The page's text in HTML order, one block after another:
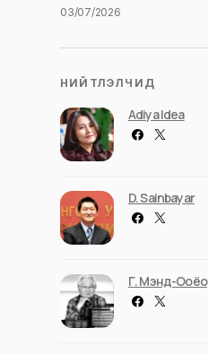
03/07/2026
НИЙТЛЭЛЧИД
Adiya Idea
D. Sainbayar
Г. Мэнд-Ооёо